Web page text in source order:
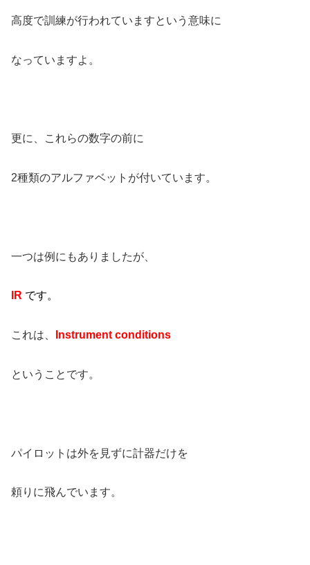
高度で訓練が行われていますという意味に
なっていますよ。
更に、これらの数字の前に
2種類のアルファベットが付いています。
一つは例にもありましたが、
IR です。
これは、 Instrument conditions
ということです。
パイロットは外を見ずに計器だけを
頼りに飛んでいます。